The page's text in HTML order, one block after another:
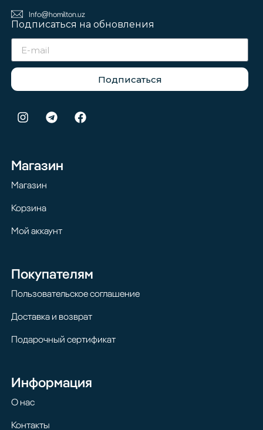
Info@homilton.uz
Подписаться на обновления
Подписаться
Магазин
Магазин
Корзина
Мой аккаунт
Покупателям
Пользовательское соглашение
Доставка и возврат
Подарочный сертификат
Информация
О нас
Контакты